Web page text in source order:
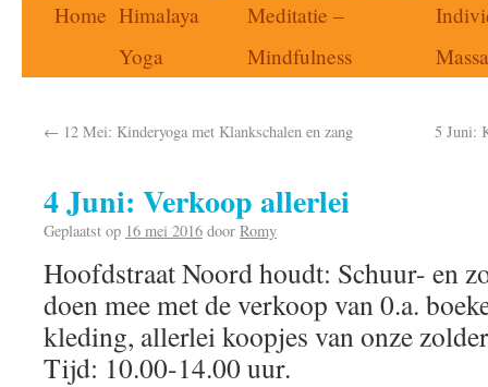
Home Himalaya
Yoga
Meditatie –
Mindfulness
← 12 Mei: Kinderyoga met Klankschalen en zang 5 Juni:
4 Juni: Verkoop allerlei
Geplaatst op 16 mei 2016 door Romy
Hoofdstraat Noord houdt: Schuur- en
doen mee met de verkoop van 0.a.
kleding, allerlei koopjes van onze
Tijd: 10.00-14.00 uur.